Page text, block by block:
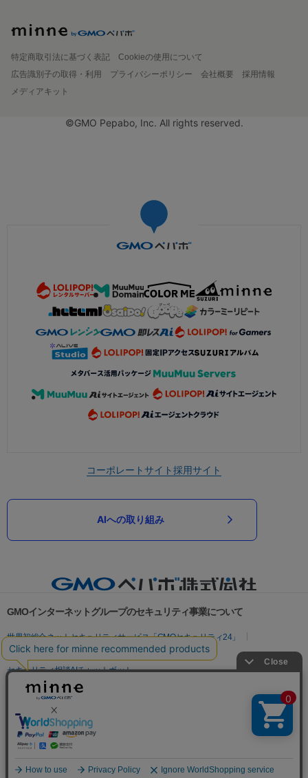
特定商取引法に基づく表記
Cookieの使用について
広告識別子の取得・利用
プライバシーポリシー 会社概要
採用情報
メディアキット
©GMO Pepabo, Inc. All rights reserved.
コーポレートサイト採用サイト
AIへの取り組み
GMOインターネットグループのセキュリティ事業について
世界初総合ネットセキュリティサービス「GMOセキュリティ24」
パスワード漏洩診断
Webサイトリスク診断
セキュリティ相談AIチャットボット
実在証明・盗聴対策
サイバー攻撃対策（GMO Flatt Security）
セキュリティ事業の軌跡